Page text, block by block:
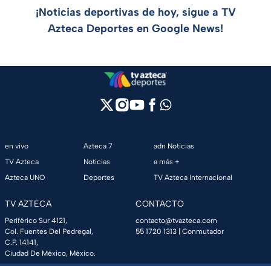
¡Noticias deportivas de hoy, sigue a TV
Azteca Deportes en Google News!
en vivo
TV Azteca
Azteca UNO
Azteca 7
Noticias
Deportes
adn Noticias
a más +
TV Azteca Internacional
TV AZTECA
Periférico Sur 4121,
Col. Fuentes Del Pedregal,
C.P. 14141,
Ciudad De México, México.
CONTACTO
contacto@tvazteca.com
55 1720 1313 | Conmutador